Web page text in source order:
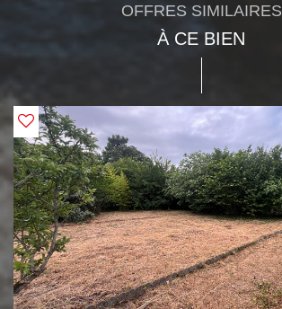
OFFRES SIMILAIRES
À CE BIEN